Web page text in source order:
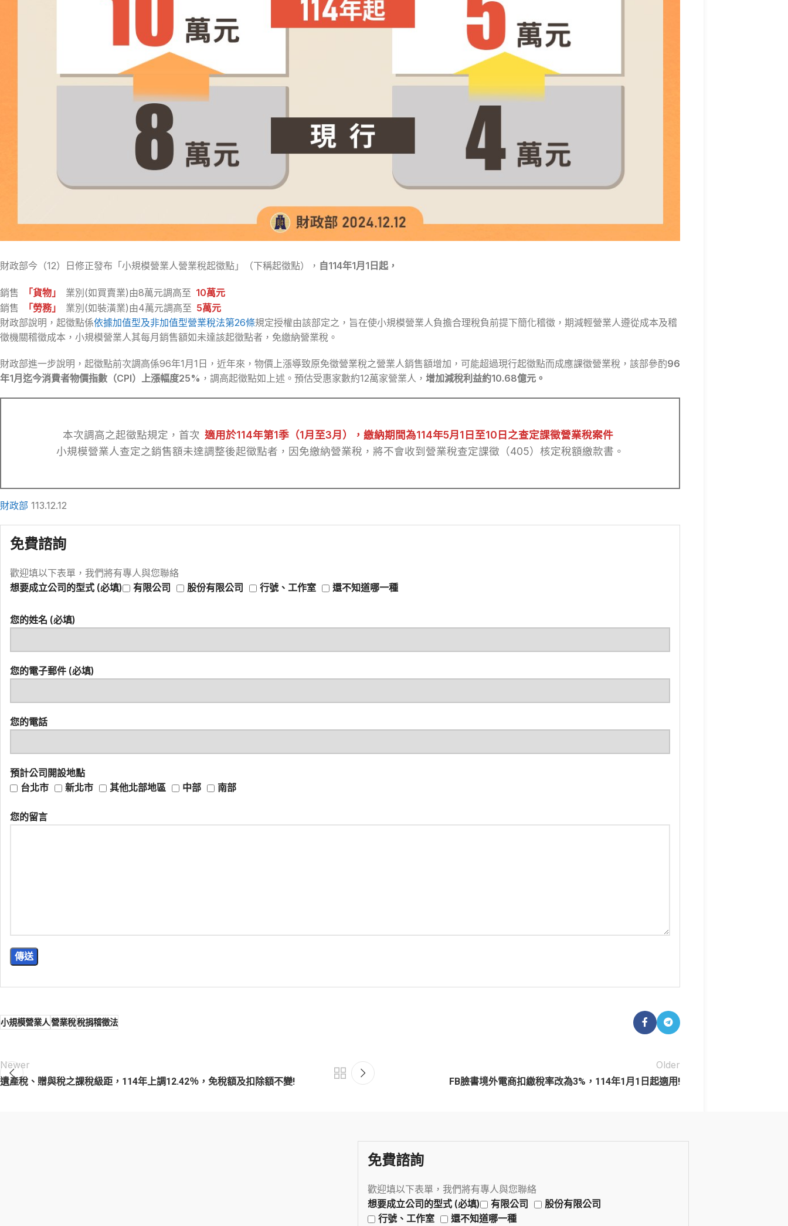
財政部今（12）日修正發布「小規模營業人營業稅起徵點」（下稱起徵點）， 自114年1月1日起，
銷售 「貨物」 業別(如買賣業)由8萬元調高至 10萬元
銷售
「勞務」 業別(如裝潢業)由4萬元調高至 5萬元
財政部說明，起徵點係依據加值型及非加值型營業稅法第26條規定授權由該部定之，旨在使小規模營業人負擔合理稅負前提下簡化稽徵，期減輕營業人遵從成本及稽
徵機關稽徵成本，小規模營業人其每月銷售額如未達該起徵點者，免繳納營業稅。
財政部進一步說明，起徵點前次調高係96年1月1日，近年來，物價上漲導致原免徵營業稅之營業人銷售額增加，可能超過現行起徵點而成應課徵營業稅，該部參酌96
年1月迄今消費者物價指數（CPI）上漲幅度25% ，調高起徵點如上述。預估受惠家數約12萬家營業人， 增加減稅利益約10.68億元。
本次調高之起徵點規定，首次 適用於114年第1季（1月至3月），繳納期間為114年5月1日至10日之查定課徵營業稅案件
小規模營業人查定之銷售額未達調整後起徵點者，因免繳納營業稅，將不會收到營業稅查定課徵（405）核定稅額繳款書。
財政部 113.12.12
免費諮詢
歡迎填以下表單，我們將有專人與您聯絡
想要成立公司的型式 (必填)
有限公司 股份有限公司 行號、工作室 還不知道哪一種
您的姓名 (必填)
您的電子郵件 (必填)
您的電話
預計公司開設地點
台北市
新北市 其他北部地區 中部 南部
您的留言
小規模營業人營業稅稅捐稽徵法
Newer
遺產稅、贈與稅之課稅級距，114年上調12.42％，免稅額及扣除額不變!
Older
FB臉書境外電商扣繳稅率改為3%，114年1月1日起適用!
免費諮詢
歡迎填以下表單，我們將有專人與您聯絡
想要成立公司的型式 (必填)
有限公司
股份有限公司
行號、工作室
還不知道哪一種